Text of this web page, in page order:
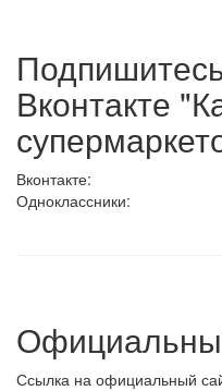
Вконтакте
Вконтакте:
Одноклассники:
Ссылка на официальный